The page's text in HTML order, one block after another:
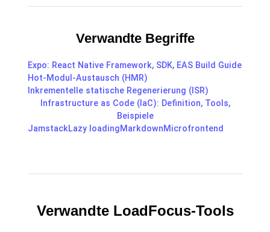
Verwandte Begriffe
Expo: React Native Framework, SDK, EAS Build Guide
Hot-Modul-Austausch (HMR)
Inkrementelle statische Regenerierung (ISR)
Infrastructure as Code (IaC): Definition, Tools,
Beispiele
JamstackLazy loadingMarkdownMicrofrontend
Verwandte LoadFocus-Tools